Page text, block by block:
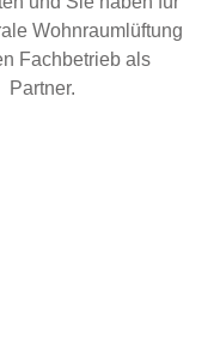
Wohnraumlüftung
Fachbetrieb als
Partner.